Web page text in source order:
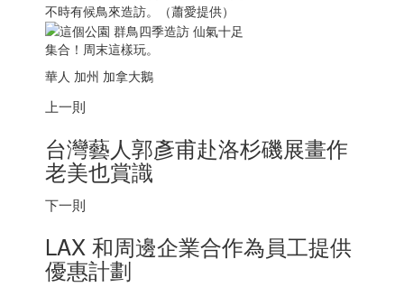
不時有候鳥來造訪。（蕭愛提供）
集合！周末這樣玩。
華人 加州 加拿大鵝
上一則
台灣藝人郭彥甫赴洛杉磯展畫作
老美也賞識
下一則
LAX 和周邊企業合作為員工提供
優惠計劃